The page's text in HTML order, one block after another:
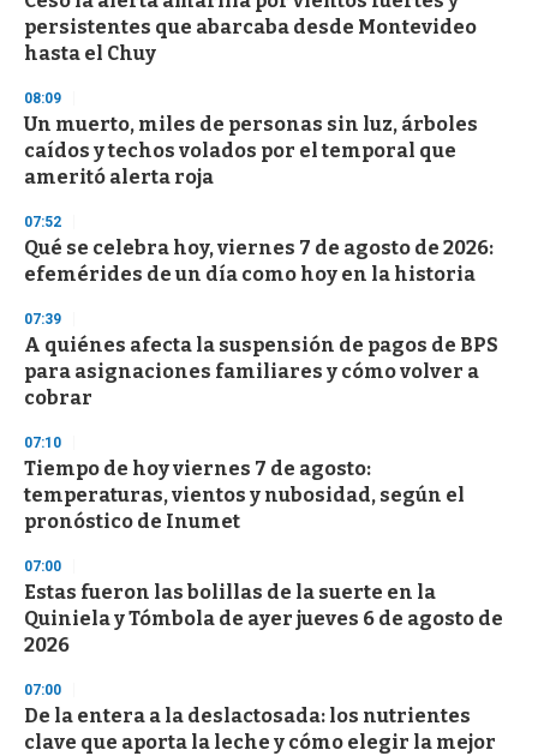
o
f
3
s
e
c
o
n
persistentes que abarcaba desde Montevideo
hasta el Chuy
08:09
Un muerto, miles de personas sin luz, árboles
caídos y techos volados por el temporal que
ameritó alerta roja
07:52
Qué se celebra hoy, viernes 7 de agosto de 2026:
efemérides de un día como hoy en la historia
07:39
A quiénes afecta la suspensión de pagos de BPS
para asignaciones familiares y cómo volver a
cobrar
07:10
Tiempo de hoy viernes 7 de agosto:
temperaturas, vientos y nubosidad, según el
pronóstico de Inumet
07:00
Estas fueron las bolillas de la suerte en la
Quiniela y Tómbola de ayer jueves 6 de agosto de
2026
07:00
De la entera a la deslactosada: los nutrientes
clave que aporta la leche y cómo elegir la mejor